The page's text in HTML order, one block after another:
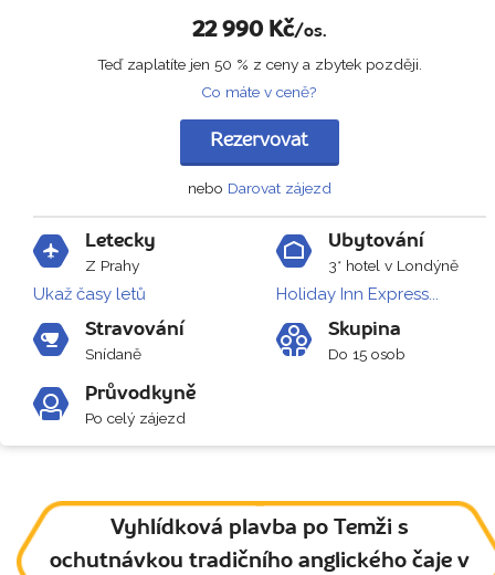
22 990 Kč/os.
Teď zaplatíte jen 50 % z ceny a zbytek později.
Co máte v ceně?
Rezervovat
nebo Darovat zájezd
Letecky
Z Prahy
Ukaž časy letů
Ubytování
3* hotel v Londýně
Holiday Inn Express...
Stravování
Snídaně
Skupina
Do 15 osob
Průvodkyně
Po celý zájezd
Vyhlídková plavba po Temži s
ochutnávkou tradičního anglického čaje v